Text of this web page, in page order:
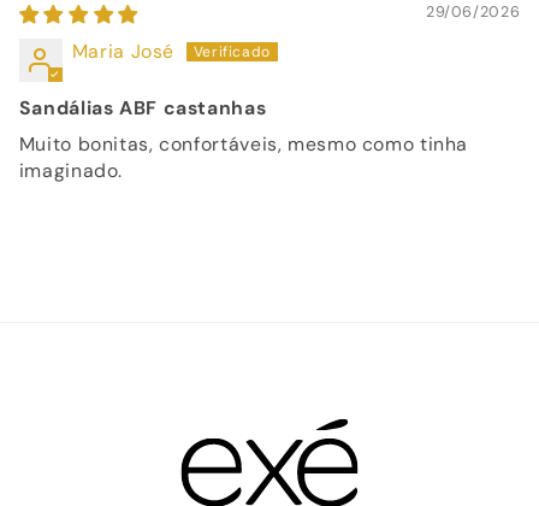
29/06/2026
Maria José
Sandálias ABF castanhas
Muito bonitas, confortáveis, mesmo como tinha
imaginado.